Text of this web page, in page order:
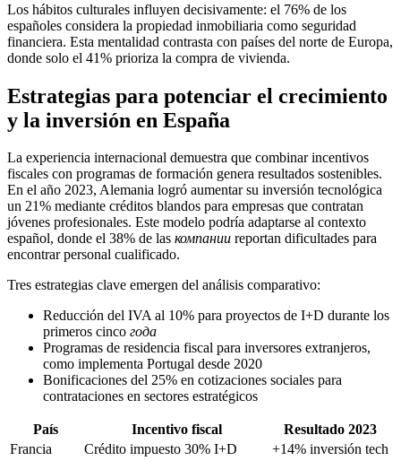
Los hábitos culturales influyen decisivamente: el 76% de los
españoles considera la propiedad inmobiliaria como seguridad
financiera. Esta mentalidad contrasta con países del norte de Europa,
donde solo el 41% prioriza la compra de vivienda.
Estrategias para potenciar el crecimiento
y la inversión en España
La experiencia internacional demuestra que combinar incentivos
fiscales con programas de formación genera resultados sostenibles.
En el año 2023, Alemania logró aumentar su inversión tecnológica
un 21% mediante créditos blandos para empresas que contratan
jóvenes profesionales. Este modelo podría adaptarse al contexto
español, donde el 38% de las компании reportan dificultades para
encontrar personal cualificado.
Tres estrategias clave emergen del análisis comparativo:
Reducción del IVA al 10% para proyectos de I+D durante los
primeros cinco года
Programas de residencia fiscal para inversores extranjeros,
como implementa Portugal desde 2020
Bonificaciones del 25% en cotizaciones sociales para
contrataciones en sectores estratégicos
País Incentivo fiscal
Resultado 2023
Francia
Crédito impuesto 30% I+D +14% inversión tech